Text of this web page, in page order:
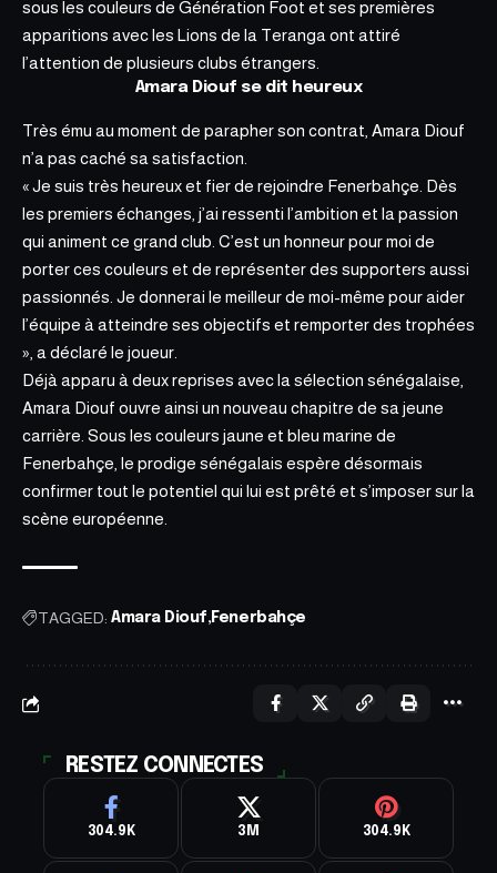
sous les couleurs de Génération Foot et ses premières
apparitions avec les Lions de la Teranga ont attiré
l’attention de plusieurs clubs étrangers.
Amara Diouf se dit heureux
Très ému au moment de parapher son contrat, Amara Diouf
n’a pas caché sa satisfaction.
« Je suis très heureux et fier de rejoindre Fenerbahçe. Dès
les premiers échanges, j’ai ressenti l’ambition et la passion
qui animent ce grand club. C’est un honneur pour moi de
porter ces couleurs et de représenter des supporters aussi
passionnés. Je donnerai le meilleur de moi-même pour aider
l’équipe à atteindre ses objectifs et remporter des trophées
», a déclaré le joueur.
Déjà apparu à deux reprises avec la sélection sénégalaise,
Amara Diouf ouvre ainsi un nouveau chapitre de sa jeune
carrière. Sous les couleurs jaune et bleu marine de
Fenerbahçe, le prodige sénégalais espère désormais
confirmer tout le potentiel qui lui est prêté et s’imposer sur la
scène européenne.
TAGGED: Amara Diouf Fenerbahçe
RESTEZ CONNECTES
304.9K 3M 304.9K